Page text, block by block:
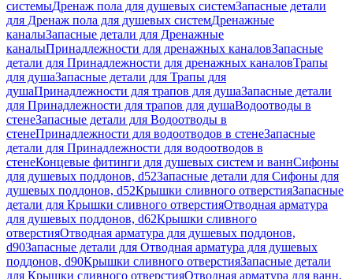
системыДренаж пола для душевых системЗапасные детали
для Дренаж пола для душевых системДренажные
каналыЗапасные детали для Дренажные
каналыПринадлежности для дренажных каналовЗапасные
детали для Принадлежности для дренажных каналовТрапы
для душаЗапасные детали для Трапы для
душаПринадлежности для трапов для душаЗапасные детали
для Принадлежности для трапов для душаВодоотводы в
стенеЗапасные детали для Водоотводы в
стенеПринадлежности для водоотводов в стенеЗапасные
детали для Принадлежности для водоотводов в
стенеКонцевые фитинги для душевых систем и ваннСифоны
для душевых поддонов, d52Запасные детали для Сифоны для
душевых поддонов, d52Крышки сливного отверстияЗапасные
детали для Крышки сливного отверстияОтводная арматура
для душевых поддонов, d62Крышки сливного
отверстияОтводная арматура для душевых поддонов,
d90Запасные детали для Отводная арматура для душевых
поддонов, d90Крышки сливного отверстияЗапасные детали
для Крышки сливного отверстияОтводная арматура для ванн,